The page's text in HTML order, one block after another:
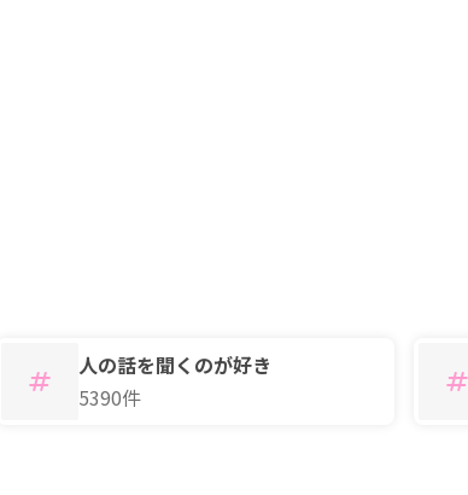
人の話を聞くのが好き
5390件